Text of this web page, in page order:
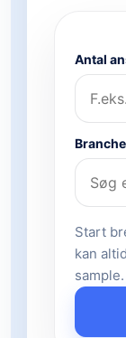
Antal
Start
kan
sample.